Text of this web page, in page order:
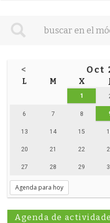
< Oct
L M X
1
6 7 8
13 14 15
20 21 22
27 28 29
Agenda para hoy
Agenda de